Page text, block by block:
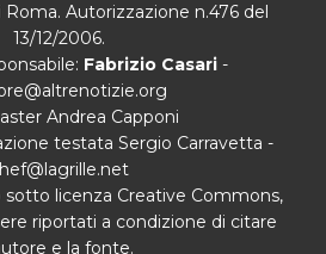
Roma. Autorizzazione n.476 del
13/12/2006.
Fabrizio Casari-
Andrea Capponi
testata Sergio Carravetta -
licenza Creative Commons,
riportati a condizione di citare
e la fonte.